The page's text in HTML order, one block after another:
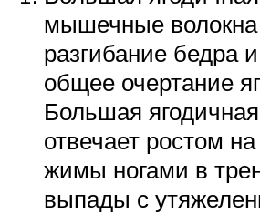
мышечные волокна
разгибание бедра
общее очертание
Большая
отвечает ростом
жимы ногами в
выпады с